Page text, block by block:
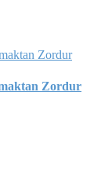
Zordur